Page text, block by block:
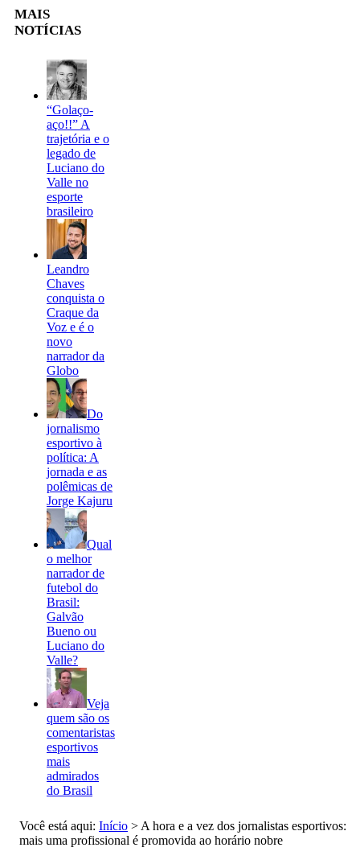
MAIS
NOTÍCIAS
“Golaço-
aço!!” A
trajetória e o
legado de
Luciano do
Valle no
esporte
brasileiro
Leandro
Chaves
conquista o
Craque da
Voz e é o
novo
narrador da
Globo
Do
jornalismo
esportivo à
política: A
jornada e as
polêmicas de
Jorge Kajuru
Qual
o melhor
narrador de
futebol do
Brasil:
Galvão
Bueno ou
Luciano do
Valle?
Veja
quem são os
comentaristas
esportivos
mais
admirados
do Brasil
Você está aqui: Início > A hora e a vez dos jornalistas esportivos:
mais uma profissional é promovida ao horário nobre